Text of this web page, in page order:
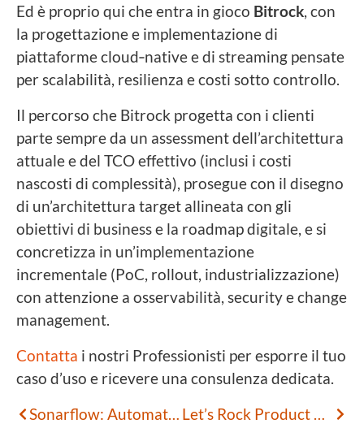
Ed è proprio qui che entra in gioco Bitrock, con
la progettazione e implementazione di
piattaforme cloud‑native e di streaming pensate
per scalabilità, resilienza e costi sotto controllo.
Il percorso che Bitrock progetta con i clienti
parte sempre da un assessment dell’architettura
attuale e del TCO effettivo (inclusi i costi
nascosti di complessità), prosegue con il disegno
di un’architettura target allineata con gli
obiettivi di business e la roadmap digitale, e si
concretizza in un’implementazione
incrementale (PoC, rollout, industrializzazione)
con attenzione a osservabilità, security e change
management.
Contatta i nostri Professionisti per esporre il tuo
caso d’uso e ricevere una consulenza dedicata.
Sonarflow: Automatizzare la Qualità del Codice Dove Conta Davvero
Let’s Rock Product Design con Marinella Mastrosimone